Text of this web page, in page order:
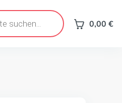
0,00 €